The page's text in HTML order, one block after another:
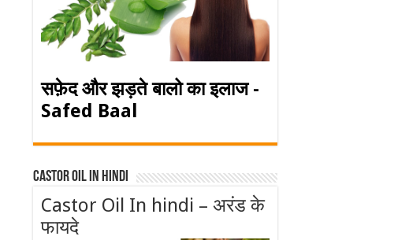
सफ़ेद और झड़ते बालो का इलाज -
Safed Baal
Castor Oil In Hindi
Castor Oil In hindi – अरंड के
फायदे